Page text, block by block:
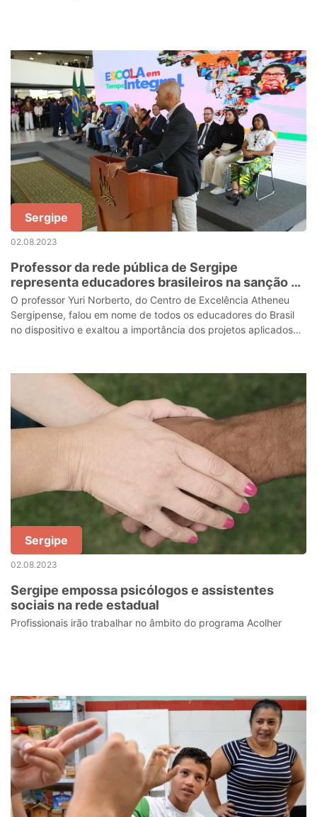
Sergipe
02.08.2023
Professor da rede pública de Sergipe
representa educadores brasileiros na sanção do
Projeto ‘Escola em Tempo Integral’
O professor Yuri Norberto, do Centro de Excelência Atheneu
Sergipense, falou em nome de todos os educadores do Brasil
no dispositivo e exaltou a importância dos projetos aplicados
Sergipe
02.08.2023
Sergipe empossa psicólogos e assistentes
sociais na rede estadual
Profissionais irão trabalhar no âmbito do programa Acolher